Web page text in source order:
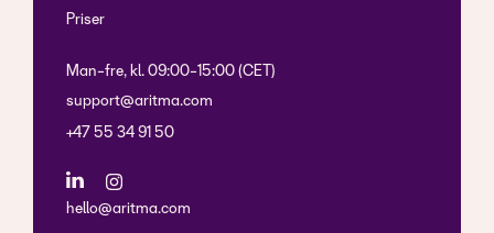
Priser
Man-fre, kl. 09:00-15:00 (CET)
support@aritma.com
+47 55 34 91 50
hello@aritma.com